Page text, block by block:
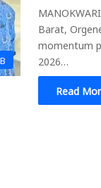
Barat,
momentum
2026…
Read